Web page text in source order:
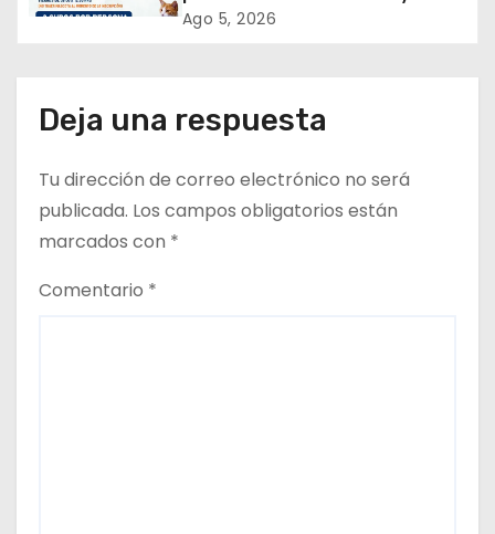
d
a
s
tenencia responsable!
Ago 5, 2026
Deja una respuesta
Tu dirección de correo electrónico no será
publicada. Los campos obligatorios están
marcados con *
Comentario *